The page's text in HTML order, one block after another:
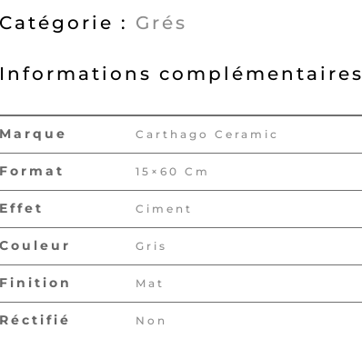
Catégorie : Grés
Informations complémentaires
Marque Carthago Ceramic
Format 15×60 Cm
Effet Ciment
Couleur Gris
Finition Mat
Réctifié Non